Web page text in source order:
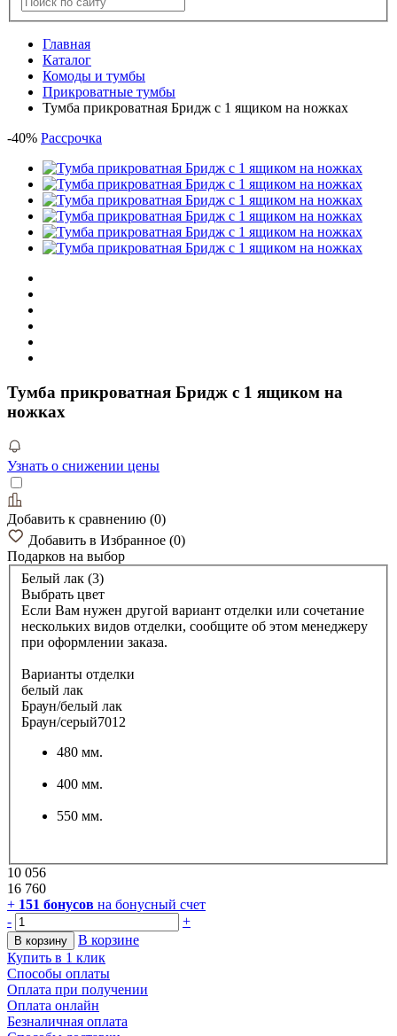
Главная
Каталог
Комоды и тумбы
Прикроватные тумбы
Тумба прикроватная Бридж с 1 ящиком на ножках
-40% Рассрочка
Тумба прикроватная Бридж с 1 ящиком на
ножках
Узнать о снижении цены
Добавить к сравнению (0)
Добавить в Избранное (0)
Подарков на выбор
Белый лак (3)
Выбрать цвет
Если Вам нужен другой вариант отделки или сочетание
нескольких видов отделки, сообщите об этом менеджеру
при оформлении заказа.
Варианты отделки
белый лак
Браун/белый лак
Браун/серый7012
480 мм.
400 мм.
550 мм.
10 056
16 760
+ 151 бонусов на бонусный счет
-
+
В корзину
В корзине
Купить в 1 клик
Способы оплаты
Оплата при получении
Оплата онлайн
Безналичная оплата